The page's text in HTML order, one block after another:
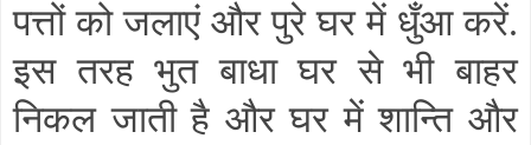
पत्तों को जलाएं और पुरे घर में धुँआ करें.
इस तरह भुत बाधा घर से भी बाहर
निकल जाती है और घर में शान्ति और